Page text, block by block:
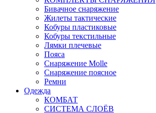
Бивачное снаряжение
Жилеты тактические
Кобуры пластиковые
Кобуры текстильные
Лямки плечевые
Пояса
Снаряжение Molle
Снаряжение поясное
Ремни
Одежда
КОМБАТ
СИСТЕМА СЛОЁВ